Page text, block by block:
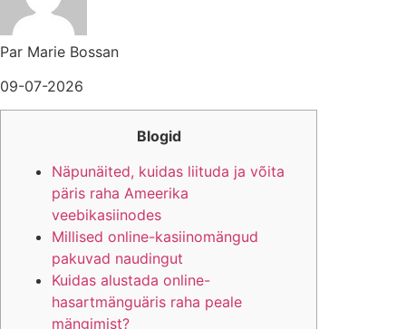
Par Marie Bossan
09-07-2026
Blogid
Näpunäited, kuidas liituda ja võita
päris raha Ameerika
veebikasiinodes
Millised online-kasiinomängud
pakuvad naudingut
Kuidas alustada online-
hasartmänguäris raha peale
mängimist?